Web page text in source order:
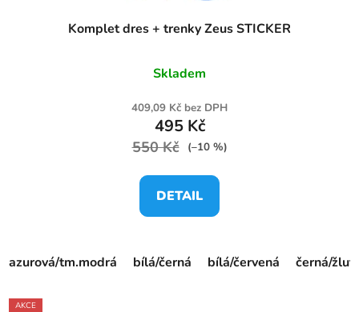
Komplet dres + trenky Zeus STICKER
Skladem
409,09 Kč bez DPH
495 Kč
550 Kč (–10 %)
DETAIL
azurová/tm.modrá bílá/černá bílá/červená černá/
AKCE